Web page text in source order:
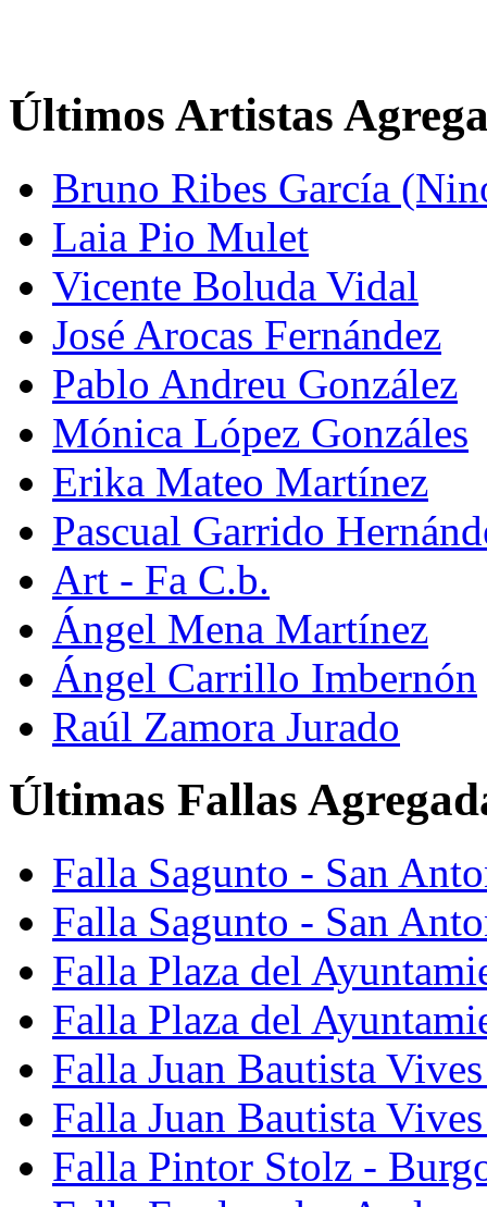
Últimos Artistas
Bruno Ribes García
Laia Pio Mulet
Vicente Boluda Vidal
José Arocas Fernández
Pablo Andreu González
Mónica López Gonzáles
Erika Mateo Martínez
Pascual Garrido
Art - Fa C.b.
Ángel Mena Martínez
Ángel Carrillo Imbernón
Raúl Zamora Jurado
Últimas Fallas
Falla Sagunto - San
Falla Sagunto - San
Falla Plaza del
Falla Plaza del
Falla Juan Bautista
Falla Juan Bautista
Falla Pintor Stolz -